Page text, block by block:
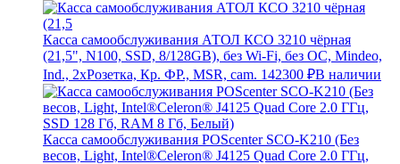
Касса самообслуживания АТОЛ КСО 3210 чёрная
(21,5", N100, SSD, 8/128GB), без Wi-Fi, без ОС, Mindeo,
Ind., 2хРозетка, Кр. ФР., MSR, cam. 142300 ₽В наличии
Касса самообслуживания POScenter SCO-K210 (Без
весов, Light, Intel®Celeron® J4125 Quad Core 2.0 ГГц,